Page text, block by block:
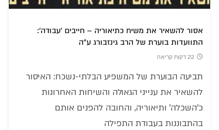
אסור להשאיר את משיח כתיאוריה – חייבים 'עבודה':
התוועדות בוערת של הרב גינזבורג ע"ה
22 דקות קריאה
תביעה הבוערת של המשפיע הבלתי-נשכח: האיסור
להשאיר את ענייני הגאולה והשיחות האחרונות
כ'השכלה' ותיאוריה, והחובה להפנים אותם
בהתבוננות בעבודת התפילה